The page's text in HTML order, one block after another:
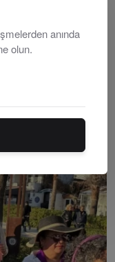
Ekipleri ...
anında
olun.